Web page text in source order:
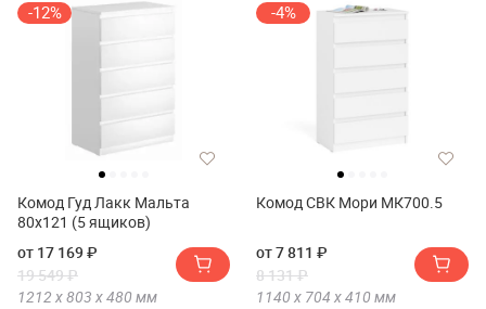
-12%
Комод Гуд Лакк Мальта
80х121 (5 ящиков)
от 17 169 ₽
19 549 ₽
1212 х803 х480 мм
-4%
Комод СВК Мори МК700.5
от 7 811 ₽
8 131 ₽
1140 х 704 х410 мм